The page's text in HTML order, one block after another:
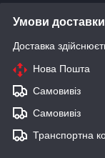
Умови доставки
Доставка
Нова Пошта
Самовивіз
Самовивіз
Транспортна